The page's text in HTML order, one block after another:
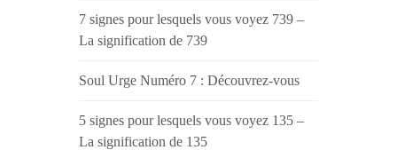
7 signes pour lesquels vous voyez 739 –
La signification de 739
Soul Urge Numéro 7 : Découvrez-vous
5 signes pour lesquels vous voyez 135 –
La signification de 135